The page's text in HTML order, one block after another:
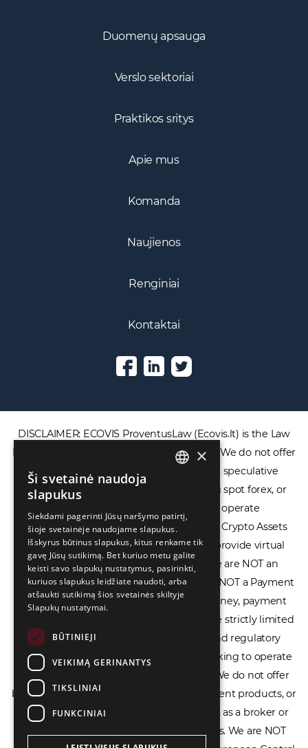
Kontaktai
DISCLAIMER: ECOVIS ProventusLaw (Ecovis.lt) is the Law
Firm and NOT a financial services provider. We do not offer
or provide access to securities, complex speculative
financial products including CFDs, rolling spot forex, or
financial spread betting. We do not operate
cryptocurrency exchanges, we are NOT a Crypto Assets
Service Provider (CASP), and we do not provide virtual
assets software or hardware wallets. We are NOT an
Electronic Money Institution (EMI), we are NOT a Payment
Institution (PI), and we do not issue e-money, payment
services, or IBAN accounts. Our services are strictly limited
to legal advisory, licensing assistance, and regulatory
compliance consulting for businesses seeking to operate
within the EU/EEA financial framework. We do not offer
banking services, loans, insurance, investment products, or
crowdfunding services and we do not act as a broker or
РУССКИЙ
中文（简体
×
Ši svetainė naudoja
slapukus
Siekdami pagerinti Jūsų naršymo patirtį,
šioje svetainėje naudojame slapukus.
Išskyrus būtinus slapukus, kitus renkame tik
gavę Jūsų sutikimą. Bet kuriuo metu galite
keisti savo slapukų nustatymus, pasirinkti,
kuriuos slapukus leidžiate naudoti, arba
atšaukti sutikimą šios svetainės skiltyje
Slapukų nustatymai.
BŪTINIEJI
VEIKIMĄ GERINANTYS
TIKSLINIAI
FUNKCINIAI